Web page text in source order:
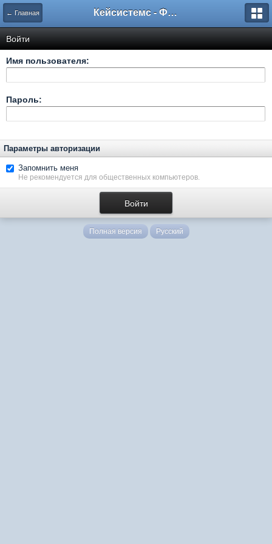
← Главная Кейсистемс - Форумы
Войти
Имя пользователя:
Пароль:
Параметры авторизации
Запомнить меня
Не рекомендуется для общественных компьютеров.
Полная версия Русский